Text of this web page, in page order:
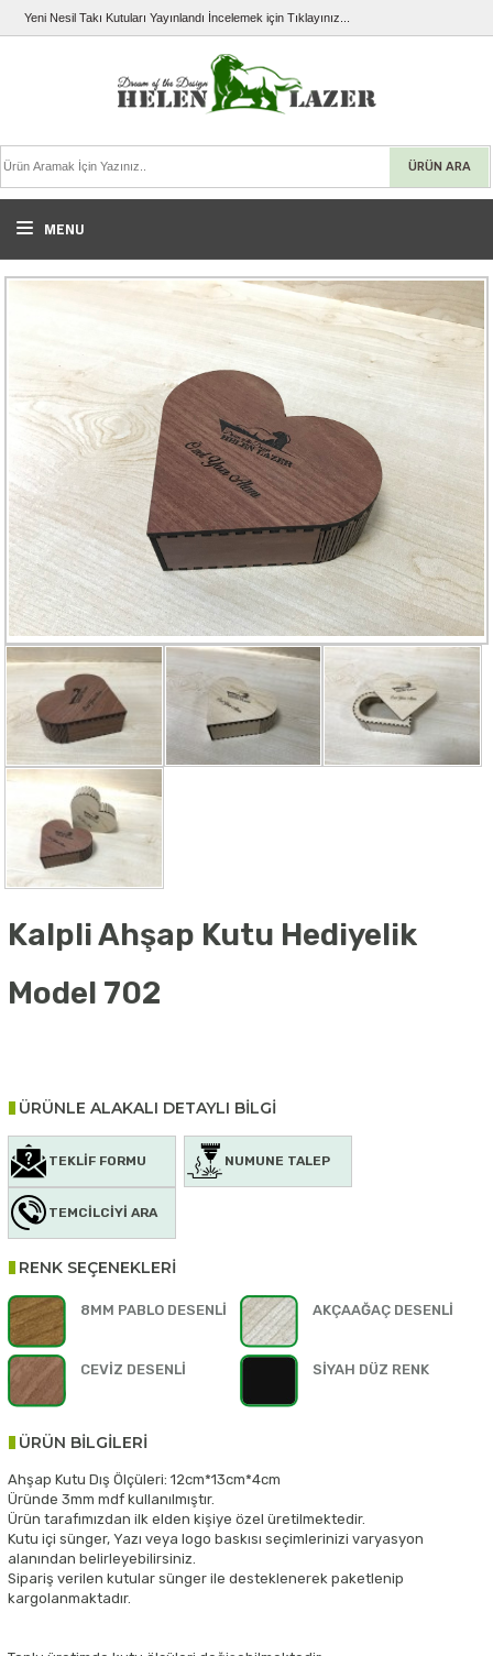
Yeni Nesil Takı Kutuları Yayınlandı İncelemek için Tıklayınız...
ÜRÜN ARA
MENU
Kalpli Ahşap Kutu Hediyelik
Model 702
ÜRÜNLE ALAKALI DETAYLI BİLGİ
TEKLİF FORMU NUMUNE TALEP
TEMCİLCİYİ ARA
RENK SEÇENEKLERİ
8MM PABLO DESENLİ AKÇAAĞAÇ DESENLİ
CEVİZ DESENLİ SİYAH DÜZ RENK
ÜRÜN BİLGİLERİ
Ahşap Kutu Dış Ölçüleri: 12cm*13cm*4cm
Üründe 3mm mdf kullanılmıştır.
Ürün tarafımızdan ilk elden kişiye özel üretilmektedir.
Kutu içi sünger, Yazı veya logo baskısı seçimlerinizi varyasyon
alanından belirleyebilirsiniz.
Sipariş verilen kutular sünger ile desteklenerek paketlenip
kargolanmaktadır.